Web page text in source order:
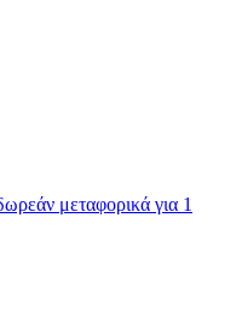
μεταφορικά για 1